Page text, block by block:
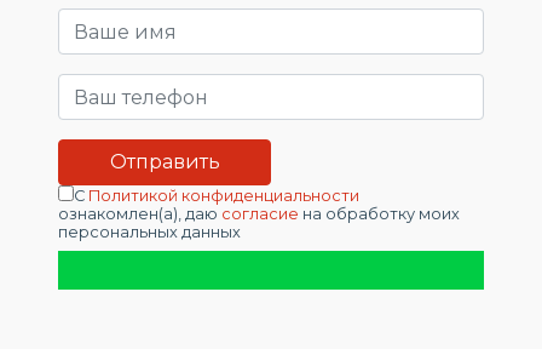
С Политикой конфиденциальности
ознакомлен(а), даю согласие на обработку моих
персональных данных